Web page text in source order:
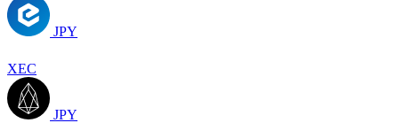
JPY
XEC
JPY